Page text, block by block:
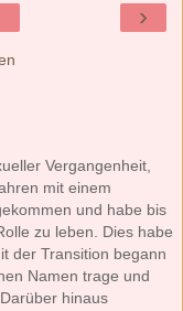
›
Vergangenheit,
mit einem
und habe bis
zu leben. Dies habe
der Transition begann
Namen trage und
hinaus